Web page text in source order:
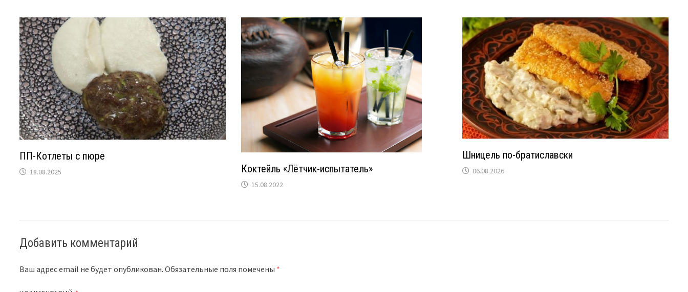
ПП-Котлеты с пюре
18.08.2025 Коктейль «Лётчик-испытатель»
15.08.2022
Шницель по-братиславски
06.08.2026
Добавить комментарий
Ваш адрес email не будет опубликован. Обязательные поля помечены *